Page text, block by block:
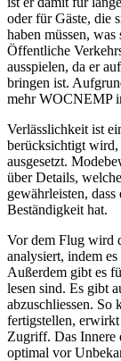
oder für Gäste, die
haben müssen,
Öffentliche
ausspielen, da er
bringen ist.
mehr WOCNEMP
Verlässlichkeit ist
berücksichtigt wird,
ausgesetzt.
über Details,
gewährleisten, dass
Beständigkeit hat.
Vor dem Flug wird
analysiert, indem
Außerdem gibt es
lesen sind. Es gibt
abzuschliessen.
fertigstellen, erwirkt
Zugriff. Das Innere
optimal vor